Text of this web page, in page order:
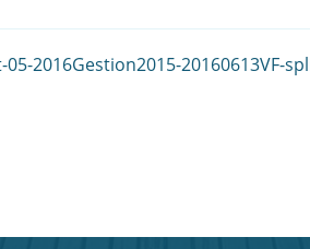
2016Gestion2015-20160613VF-